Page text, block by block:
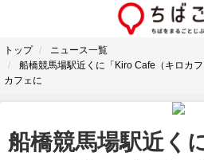
トップ
ニュース一覧
船橋競馬場駅近くに「Kiro Cafe（キロカ
カフェに
船橋競馬場駅近く